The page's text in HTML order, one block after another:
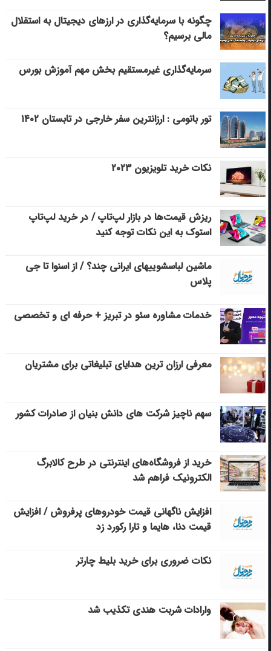
چگونه با سرمایه‌گذاری در ارزهای دیجیتال به استقلال
مالی برسیم؟
سرمایه‌گذاری غیرمستقیم بخش مهم آموزش بورس
تور باتومی : ارزانترین سفر خارجی در تابستان ۱۴۰۲
نکات خرید تلویزیون ۲۰۲۳
ریزش قیمت‌ها در بازار لپ‌تاپ / در خرید لپ‌تاپ
استوک به این نکات توجه کنید
ماشین لباسشویی‎های ایرانی چند؟ / از اسنوا تا جی
پلاس
خدمات مشاوره سئو در تبریز + حرفه ای و تخصصی
معرفی ارزان ترین هدایای تبلیغاتی برای مشتریان
سهم ناچیز شرکت های دانش بنیان از صادرات کشور
خرید از فروشگاه‌های اینترنتی در طرح کالابرگ
الکترونیک فراهم شد
افزایش ناگهانی قیمت خودروهای پرفروش / افزایش
قیمت دنا، هایما و تارا رکورد زد
نکات ضروری برای خرید بلیط چارتر
وارادات شربت هندی تکذیب شد